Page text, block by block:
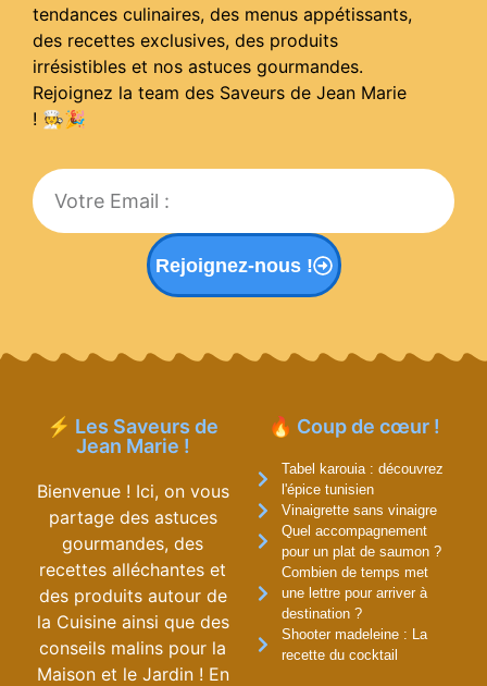
tendances culinaires, des menus appétissants,
des recettes exclusives, des produits
irrésistibles et nos astuces gourmandes.
Rejoignez la team des Saveurs de Jean Marie
! 🧑‍🍳🎉
Rejoignez-nous !
⚡ Les Saveurs de
Jean Marie !
Bienvenue ! Ici, on vous
partage des astuces
gourmandes, des
recettes alléchantes et
des produits autour de
la Cuisine ainsi que des
conseils malins pour la
Maison et le Jardin ! En
🔥 Coup de cœur !
Tabel karouia : découvrez
l'épice tunisien
Vinaigrette sans vinaigre
Quel accompagnement
pour un plat de saumon ?
Combien de temps met
une lettre pour arriver à
destination ?
Shooter madeleine : La
recette du cocktail